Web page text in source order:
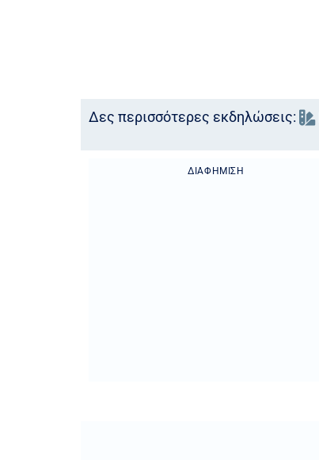
Δες περισσότερες εκδηλώσεις:
ΔΙΑΦΉΜΙΣΗ